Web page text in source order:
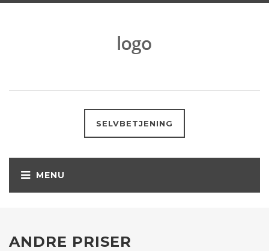
SELVBETJENING
ANDRE PRISER